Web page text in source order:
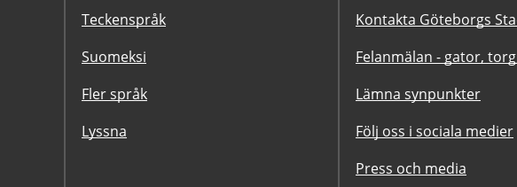
Teckenspråk
Suomeksi
Fler språk
Lyssna
Kontakta Göteborgs
Felanmälan - gator,
Lämna synpunkter
Följ oss i sociala medier
Press och media